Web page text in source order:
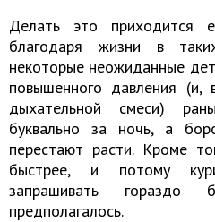
Делать это приходится
благодаря жизни в
некоторые неожиданные
повышенного давления (и,
дыхательной смеси)
буквально за ночь, а
перестают расти. Кроме
быстрее, и потому
запрашивать гораздо
предполагалось.